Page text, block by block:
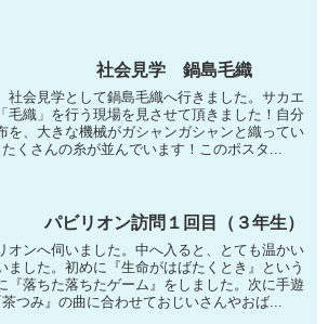
社会見学 鍋島毛織
社会見学として鍋島毛織へ行きました。サカエ
毛織」を行う現場を見させて頂きました！自分
を、大きな機械がガシャンガシャンと織ってい
くさんの糸が並んでいます！このポスタ...
パビリオン訪問１回目（３年生）
オンへ伺いました。中へ入ると、とても温かい
ました。初めに『生命がはばたくとき』という
『落ちた落ちたゲーム』をしました。次に手遊
つみ』の曲に合わせておじいさんやおば...